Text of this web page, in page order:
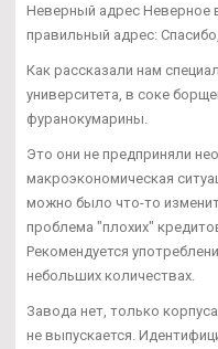
Неверный адрес Неверное
правильный адрес:
Как рассказали нам
университета, в соке
фуранокумарины.
Это они не предприняли
макроэкономическая
можно было что-то
проблема "плохих"
Рекомендуется
небольших количествах.
Завода нет, только
не выпускается.